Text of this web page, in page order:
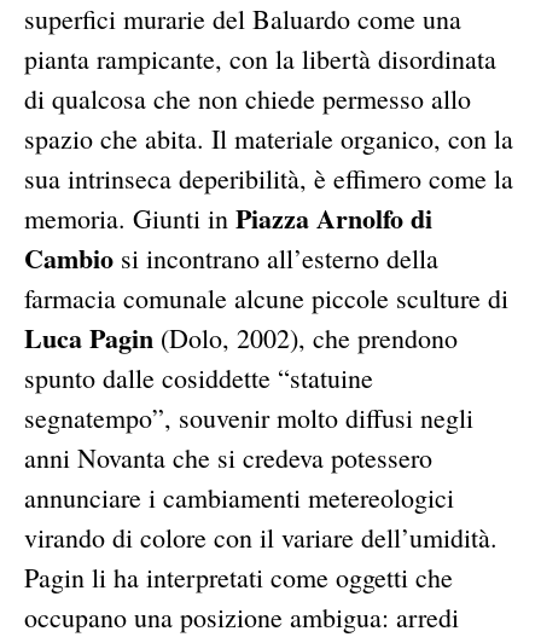
superfici murarie del Baluardo come una
pianta rampicante, con la libertà disordinata
di qualcosa che non chiede permesso allo
spazio che abita. Il materiale organico, con la
sua intrinseca deperibilità, è effimero come la
memoria. Giunti in Piazza Arnolfo di
Cambio si incontrano all’esterno della
farmacia comunale alcune piccole sculture di
Luca Pagin (Dolo, 2002), che prendono
spunto dalle cosiddette “statuine
segnatempo”, souvenir molto diffusi negli
anni Novanta che si credeva potessero
annunciare i cambiamenti metereologici
virando di colore con il variare dell’umidità.
Pagin li ha interpretati come oggetti che
occupano una posizione ambigua: arredi